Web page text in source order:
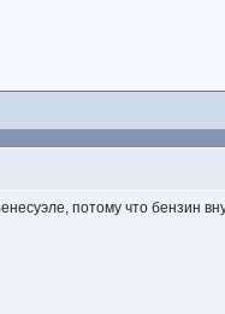
потому что бензин